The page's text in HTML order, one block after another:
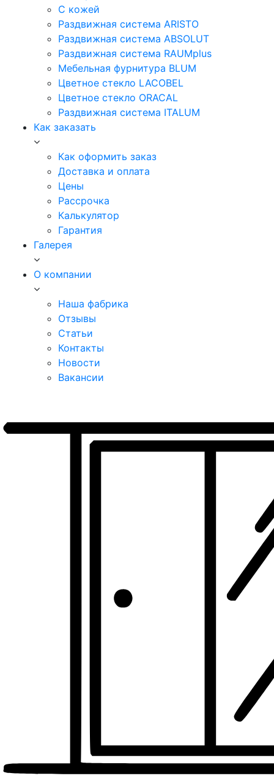
С кожей
Раздвижная система ARISTO
Раздвижная система ABSOLUT
Раздвижная система RAUMplus
Мебельная фурнитура BLUM
Цветное стекло LACOBEL
Цветное стекло ORACAL
Раздвижная система ITALUM
Как заказать
Как оформить заказ
Доставка и оплата
Цены
Рассрочка
Калькулятор
Гарантия
Галерея
О компании
Наша фабрика
Отзывы
Статьи
Контакты
Новости
Вакансии